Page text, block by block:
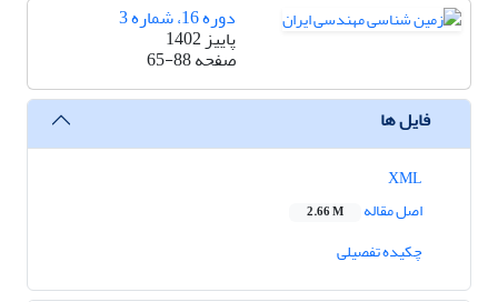
دوره 16، شماره 3
پاییز 1402
صفحه65-88
فایل ها
اصل مقاله
2.66 M
چکیده تفصیلی